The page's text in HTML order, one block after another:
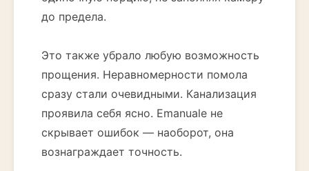
до предела.
Это также убрало любую возможность
прощения. Неравномерности помола
сразу стали очевидными. Канализация
проявила себя ясно. Emanuale не
скрывает ошибок — наоборот, она
вознаграждает точность.